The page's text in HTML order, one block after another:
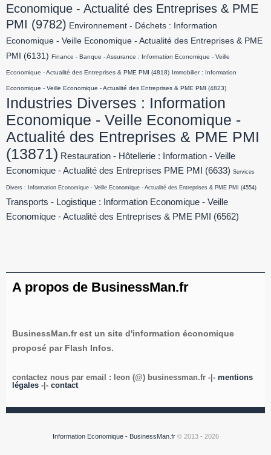
Economique - Actualité des Entreprises & PME
PMI (9782) Environnement - Déchets : Information
Economique - Veille Economique - Actualité des Entreprises & PME
PMI
(6131) Finance - Banque - Assurance : Information Economique - Veille
Economique - Actualité des Entreprises & PME PMI (4818) Immobilier : Information
Economique - Veille Economique - Actualité des Entreprises & PME PMI (4823)
Industries Diverses : Information
Economique - Veille Economique -
Actualité des Entreprises & PME PMI
(13871) Restauration - Hôtellerie : Information - Veille
Economique - Actualité des Entreprises PME PMI
(6633) Services
Divers : Information Economique - Veille Economique - Actualité des Entreprises & PME PMI (4554)
Transports - Logistique : Information Economique - Veille
Economique - Actualité des Entreprises & PME PMI
(6562)
A propos de BusinessMan.fr
BusinessMan.fr est un site d'information économique
proposé par Flash Infos.
contactez nous par email : leon (@) businessman.fr -|- mentions
légales -|- contact
Information Economique - BusinessMan.fr© 2013 - 2026